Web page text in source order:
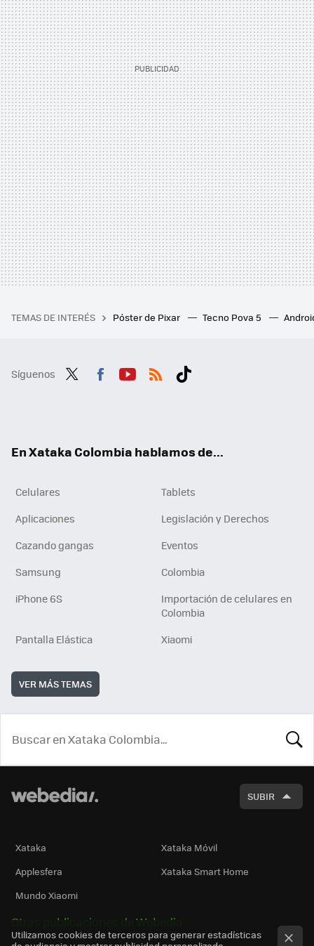
TEMAS DE INTERÉS Póster de Pixar Tecno Pova 5
Síguenos
En Xataka Colombia hablamos de...
Celulares
Tablets
Aplicaciones
Legislación y Derechos
Cazando gangas
Eventos
Samsung
Colombia
iPhone 6S
Importación de celulares en
Colombia
Pantalla Elástica
Xiaomi
VER MÁS TEMAS
SUBIR
Xataka
Xataka Móvil
Applesfera
Xataka Smart Home
Mundo Xiaomi
Otras publicaciones de Webedia
Utilizamos cookies de terceros para generar estadísticas